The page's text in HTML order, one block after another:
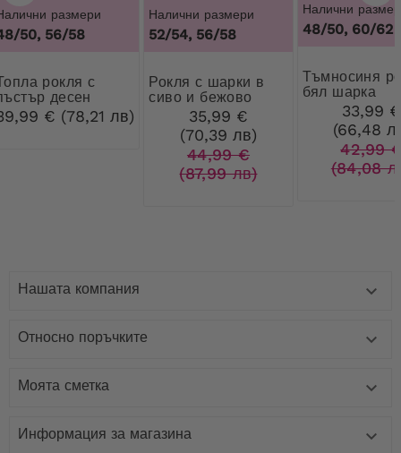
размери
50, 56/58
с
десен
€ (78,21 лв)
Налични размери
52/54, 56/58
Рокля с шарки в
сиво и бежово
35,99 €
(70,39 лв)
44,99 €
(87,99 лв)
Налични
48/50, 60/62
Тъмносиня рокля с
бял шарка
33,99 €
(66,48
42,99
(84,08
Нашата компания 
Относно поръчките 
Моята сметка 
Информация за магазина 